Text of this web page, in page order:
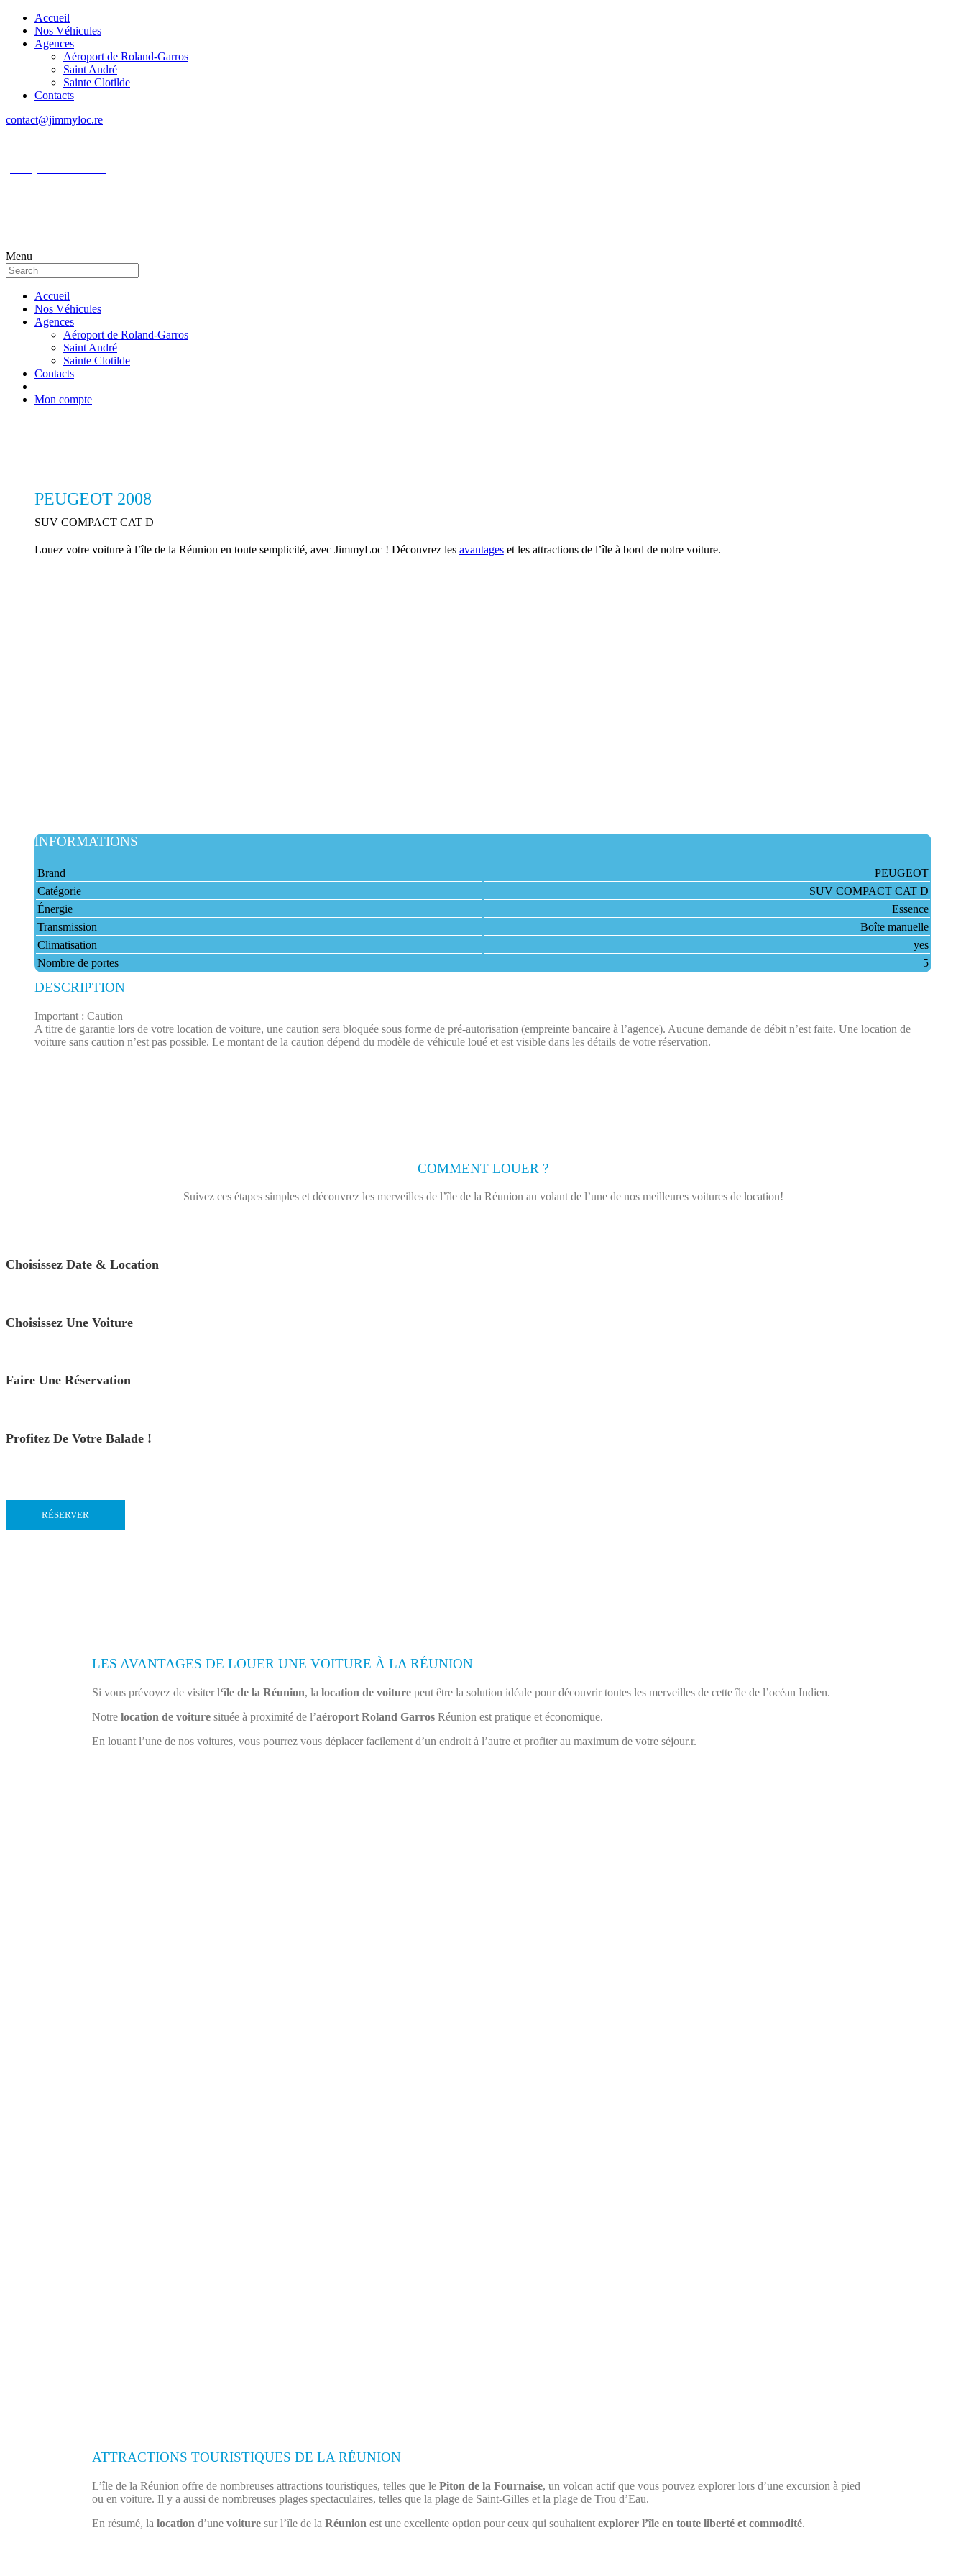
Accueil
Nos Véhicules
Agences
Aéroport de Roland-Garros
Saint André
Sainte Clotilde
Contacts
contact@jimmyloc.re
Menu
Accueil
Nos Véhicules
Agences
Aéroport de Roland-Garros
Saint André
Sainte Clotilde
Contacts
Mon compte
PEUGEOT 2008
SUV COMPACT CAT D
Louez votre voiture à l’île de la Réunion en toute semplicité, avec JimmyLoc ! Découvrez les avantageset les attractions de l’île à bord de notre voiture.
INFORMATIONS
Brand
PEUGEOT
Catégorie
SUV COMPACT CAT D
Énergie
Essence
Transmission
Boîte manuelle
Climatisation
yes
Nombre de portes
5
DESCRIPTION
Important : Caution
A titre de garantie lors de votre location de voiture, une caution sera bloquée sous forme de pré-autorisation (empreinte bancaire à l’agence). Aucune demande de débit n’est faite.​ Une location de
voiture sans caution n’est pas possible. Le montant de la caution dépend du modèle de véhicule loué et est visible dans les détails de votre réservation.
COMMENT LOUER ?
Suivez ces étapes simples et découvrez les merveilles de l’île de la Réunion au volant de l’une de nos meilleures voitures de location!
Choisissez Date & Location
Choisissez Une Voiture
Faire Une Réservation
Profitez De Votre Balade !
RÉSERVER
LES AVANTAGES DE LOUER UNE VOITURE À LA RÉUNION
Si vous prévoyez de visiter l‘île de la Réunion, la location de voiturepeut être la solution idéale pour découvrir toutes les merveilles de cette île de l’océan Indien.
Notre location de voituresituée à proximité de l’aéroport Roland GarrosRéunion est pratique et économique.
En louant l’une de nos voitures, vous pourrez vous déplacer facilement d’un endroit à l’autre et profiter au maximum de votre séjour.r.
ATTRACTIONS TOURISTIQUES DE LA RÉUNION
L’île de la Réunion offre de nombreuses attractions touristiques, telles que le Piton de la Fournaise, un volcan actif que vous pouvez explorer lors d’une excursion à pied
ou en voiture. Il y a aussi de nombreuses plages spectaculaires, telles que la plage de Saint-Gilles et la plage de Trou d’Eau.
En résumé, la location d’unevoituresur l’île de la Réunion est une excellente option pour ceux qui souhaitent explorer l’île en toute liberté et commodité.